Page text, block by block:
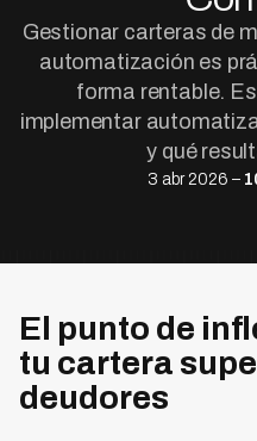
Gestionar carteras de
automatización es
forma rentable.
implementar
y qué
3 abr 2026 –
El punto de
tu cartera
deudores